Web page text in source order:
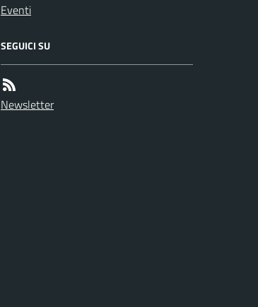
Eventi
SEGUICI SU
Newsletter